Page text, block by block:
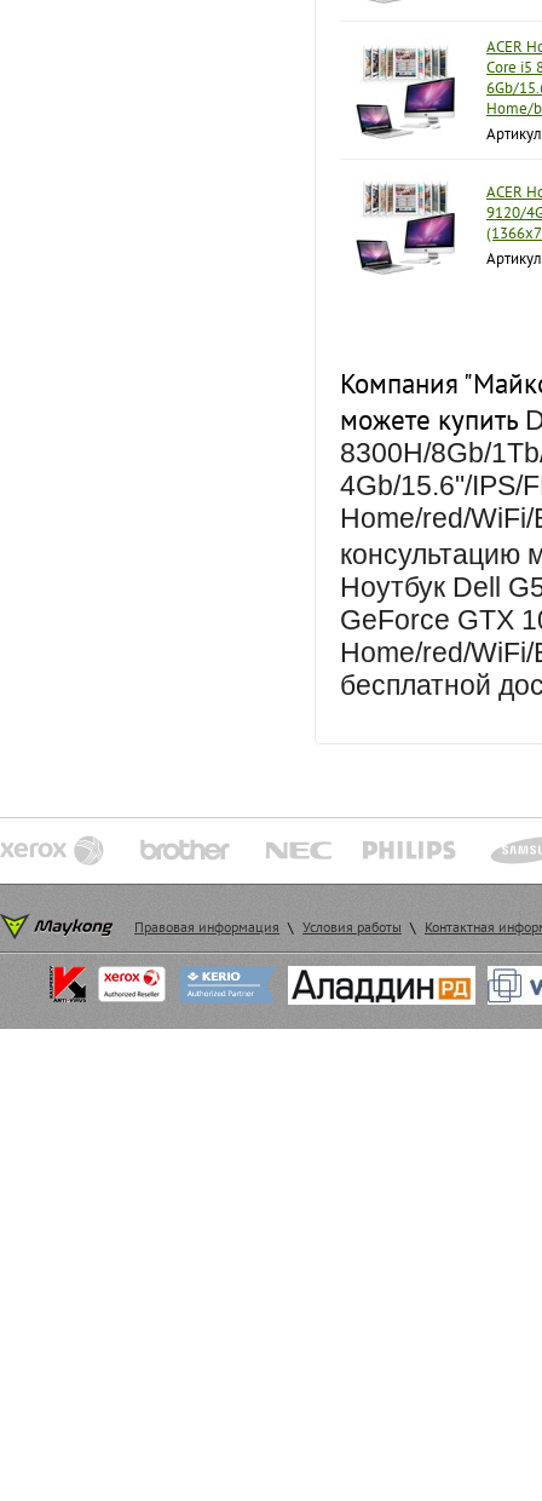
ACER
Core i5
6Gb/
Home/
ACER
9120/
Компания
можете купить
8300H/8Gb/
4Gb/15.6"/IPS/
Home/red/WiFi/
консультацию
Ноутбук Dell
GeForce GTX
Home/red/
бесплатной
Правовая информация \ Условия работы \ Контактная